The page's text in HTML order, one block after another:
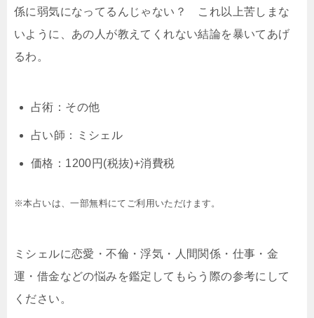
係に弱気になってるんじゃない？ これ以上苦しまな
いように、あの人が教えてくれない結論を暴いてあげ
るわ。
占術：その他
占い師：ミシェル
価格：1200円(税抜)+消費税
※本占いは、一部無料にてご利用いただけます。
ミシェルに恋愛・不倫・浮気・人間関係・仕事・金
運・借金などの悩みを鑑定してもらう際の参考にして
ください。